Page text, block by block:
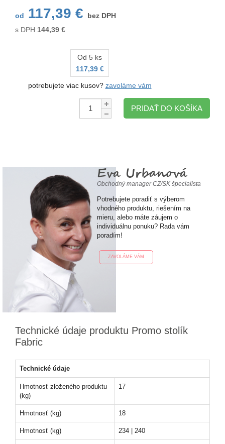
od 117,39 €
bez DPH
s DPH 144,39 €
Od 5 ks
117,39 €
potrebujete viac kusov? zavoláme vám
Množstvo:
PRIDAŤ DO KOŠÍKA
Eva Urbanová
Obchodný manager CZ/SK špecialista
Potrebujete poradiť s výberom
vhodného produktu, riešením na
mieru, alebo máte záujem o
individuálnu ponuku? Rada vám
poradím!
ZAVOLÁME VÁM
Technické údaje produktu Promo stolík
Fabric
Technické údaje
Hmotnosť zloženého produktu
(kg)
17
Hmotnosť (kg) 18
Hmotnosť (kg) 234 | 240